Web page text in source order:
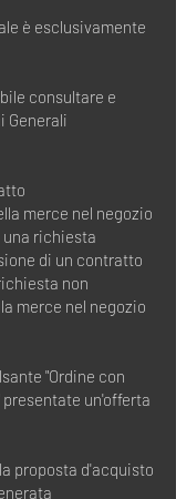
è esclusivamente
consultare e
Generali
merce nel negozio
richiesta
di un contratto
non
merce nel negozio
"Ordine con
un'offerta
proposta d'acquisto